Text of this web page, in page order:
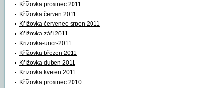
Křížovka prosinec 2011
Křížovka červen 2011
Křížovka červenec-srpen 2011
Křížovka září 2011
Krizovka-unor-2011
Křížovka březen 2011
Křížovka duben 2011
Křížovka květen 2011
Křížovka prosinec 2010